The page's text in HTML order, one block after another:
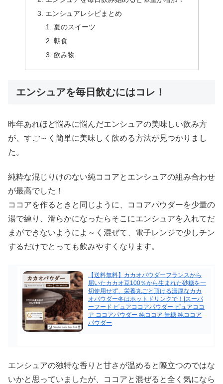
エンシュアレシピまとめ
夏のスイーツ
朝食
飲み物
エンシュアを毎日飲むにはコレ！
昨年あれほど悩みに悩んだエンシュアの美味しい飲み方
が、すご～く簡単に美味しく飲める方法が見つかりまし
た。
純粋な混じりけのない純ココアとエンシュアの組み合わせ
が最高でした！
ココアを作るときと同じように、ココアパウダーを少量の
湯で練り、滑らかになったらそこにエンシュアを入れてだ
まができないようによ～く混ぜて、電子レンジで少しチン
するだけでとっても飲みやすくなります。
【送料無料】カカオパウダーフランスから
届いたカカオ豆100％から生まれた砂糖を一
切使用せず、栄養丸ごと頂ける濃厚なカカ
オパウダー冬はホットドリンクで！|スーパ
ーフード ピュアココアパウダー ピュアココ
ア ココアパウダー 純ココア 無糖 純ココア
パウダー
エンシュアの独特な香りと甘さが温めると際立つのではな
いかと思っていましたが、ココアと混ぜると全く気になら